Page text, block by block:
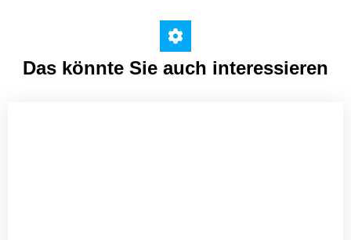
Das könnte Sie auch interessieren